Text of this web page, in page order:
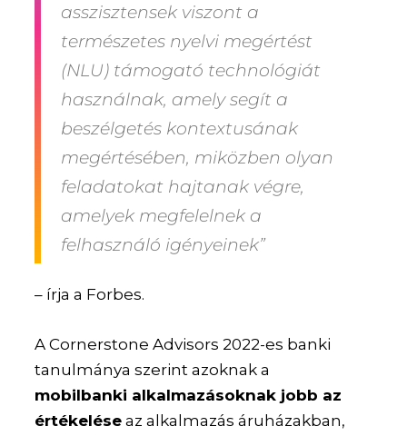
asszisztensek viszont a
természetes nyelvi megértést
(NLU) támogató technológiát
használnak, amely segít a
beszélgetés kontextusának
megértésében, miközben olyan
feladatokat hajtanak végre,
amelyek megfelelnek a
felhasználó igényeinek”
– írja a Forbes.
A Cornerstone Advisors 2022-es banki
tanulmánya szerint azoknak a
mobilbanki alkalmazásoknak jobb az
értékelése az alkalmazás áruházakban,